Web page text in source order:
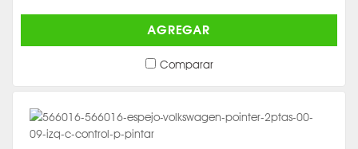
AGREGAR
Comparar